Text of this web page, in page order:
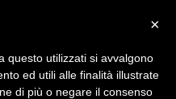
×
questo utilizzati si avvalgono
ed utili alle finalità illustrate
di più o negare il consenso